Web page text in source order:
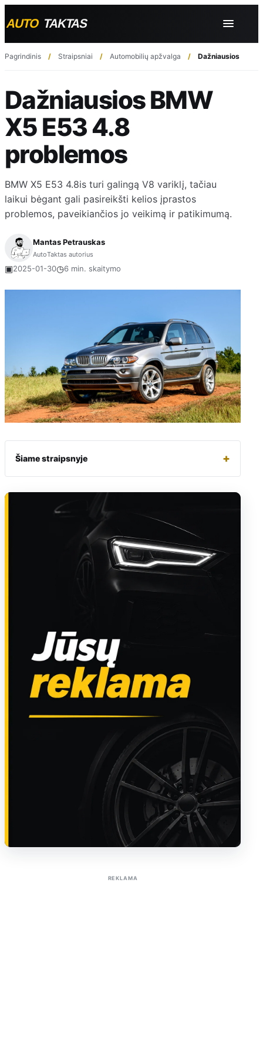
Pagrindinis Straipsniai Automobilių apžvalga Dažniausios
Dažniausios BMW
X5 E53 4.8
problemos
BMW X5 E53 4.8is turi galingą V8 variklį, tačiau
laikui bėgant gali pasireikšti kelios įprastos
problemos, paveikiančios jo veikimą ir patikimumą.
Mantas Petrauskas
AutoTaktas autorius
▣2025-01-30◷6 min. skaitymo
Šiame straipsnyje +
REKLAMA